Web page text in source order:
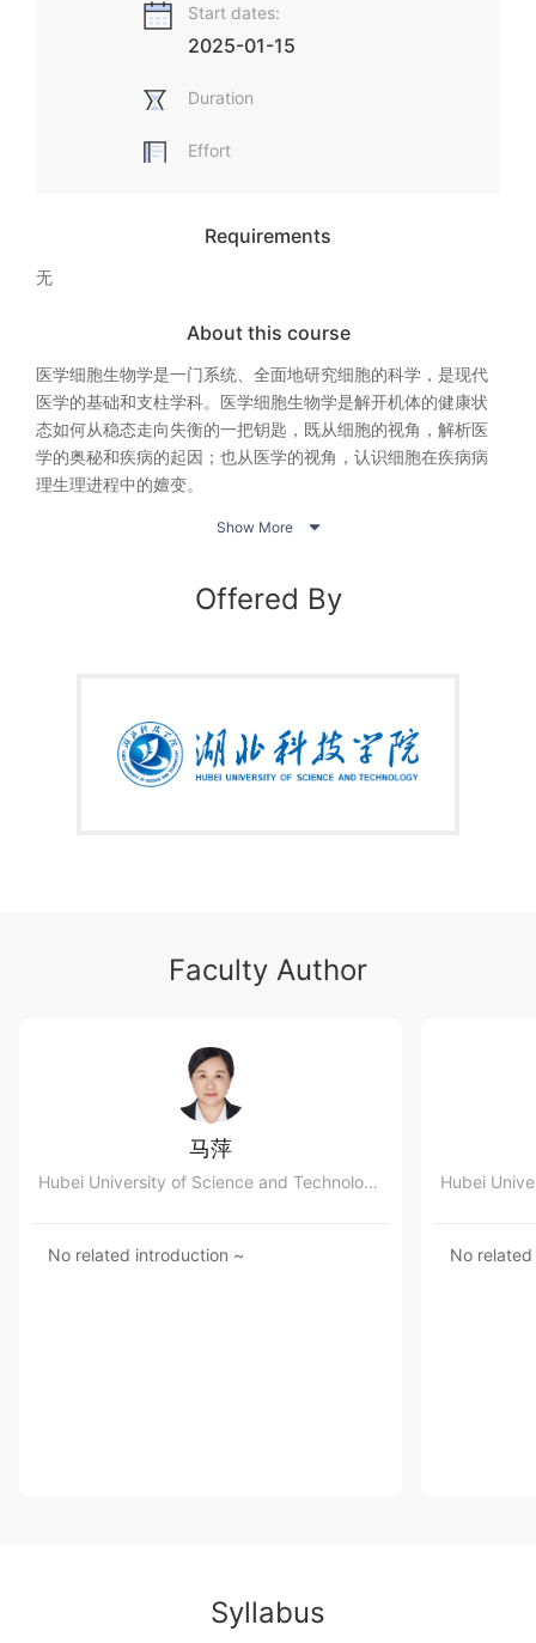
Start dates:
2025-01-15
Duration
Effort
Requirements
无
About this course
医学细胞生物学是一门系统、全面地研究细胞的科学，是现代
医学的基础和支柱学科。医学细胞生物学是解开机体的健康状
态如何从稳态走向失衡的一把钥匙，既从细胞的视角，解析医
学的奥秘和疾病的起因；也从医学的视角，认识细胞在疾病病
理生理进程中的嬗变。
本课程内容主要涵盖四个方面：一、细胞生物学概论，包括绪
胞骨架和细胞核；三、细胞的社会性，包括细胞连接与细胞粘
通过本课程的学习，既可以掌握细胞生物学的基础知识和基本
理论，又可以了解学科的发展前沿与趋势，并培养医学科学思
维和创新意识。
Show More 
Offered By
Faculty Author
马萍
Hubei University of Science and Technology School of Basic Medicine
No related introduction ~ No
Syllabus